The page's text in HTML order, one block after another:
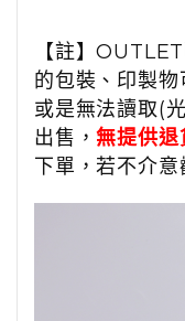
【註】
的包裝、印製物
或是無法讀取(
出售，無提供退
下單，若不介意